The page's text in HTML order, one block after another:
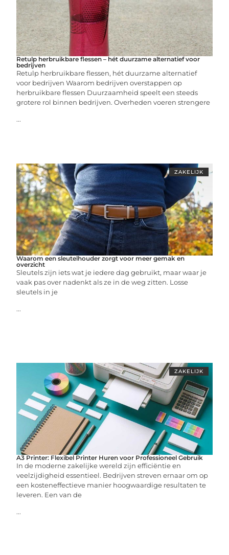
Retulp herbruikbare flessen – hét duurzame alternatief voor
bedrijven
Retulp herbruikbare flessen, hét duurzame alternatief
voor bedrijven Waarom bedrijven overstappen op
herbruikbare flessen Duurzaamheid speelt een steeds
grotere rol binnen bedrijven. Overheden voeren strengere
...
ZAKELIJK
Waarom een sleutelhouder zorgt voor meer gemak en
overzicht
Sleutels zijn iets wat je iedere dag gebruikt, maar waar je
vaak pas over nadenkt als ze in de weg zitten. Losse
sleutels in je
...
ZAKELIJK
A3 Printer: Flexibel Printer Huren voor Professioneel Gebruik
In de moderne zakelijke wereld zijn efficiëntie en
veelzijdigheid essentieel. Bedrijven streven ernaar om op
een kosteneffectieve manier hoogwaardige resultaten te
leveren. Een van de
...